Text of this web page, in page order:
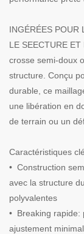
INGÉRÉES POUR
LE SEECTURE
crosse semi-doux
structure. Conçu
durable, ce
une libération en
de terrain ou un
Caractéristiques
• Construction
avec la structure
polyvalentes
• Breaking rapide:
ajustement